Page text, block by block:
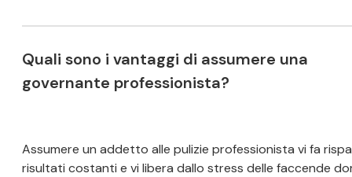
Quali sono i vantaggi di assumere una
governante professionista?
Assumere un addetto alle pulizie professionista vi fa
risultati costanti e vi libera dallo stress delle faccende